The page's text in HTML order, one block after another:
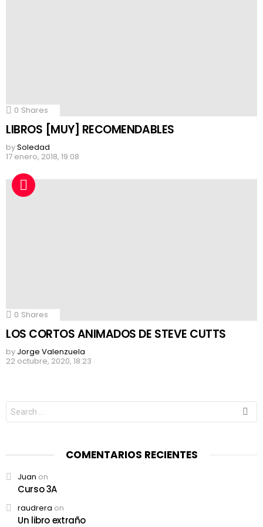
0 Shares
LIBROS [MUY] RECOMENDABLES
bySoledad
17 enero, 2018, 19:08
0 Shares
LOS CORTOS ANIMADOS DE STEVE CUTTS
by Jorge Valenzuela
22 octubre, 2020, 18:23
Search
for:
COMENTARIOS RECIENTES
Juan on
Curso 3A
raudrera on
Un libro extraño